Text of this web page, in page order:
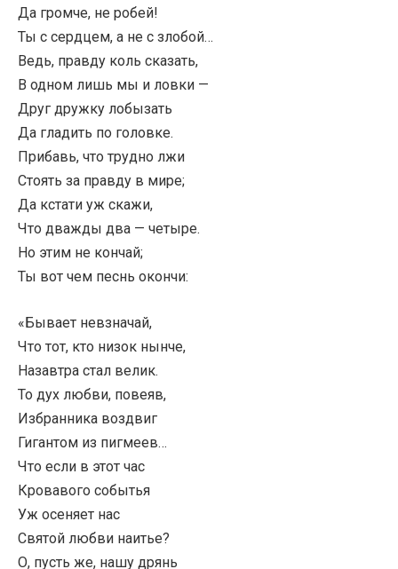
Да громче, не робей!
Ты с сердцем, а не с злобой…
Ведь, правду коль сказать,
В одном лишь мы и ловки —
Друг дружку лобызать
Да гладить по головке.
Прибавь, что трудно лжи
Стоять за правду в мире;
Да кстати уж скажи,
Что дважды два — четыре.
Но этим не кончай;
Ты вот чем песнь окончи:
«Бывает невзначай,
Что тот, кто низок нынче,
Назавтра стал велик.
То дух любви, повеяв,
Избранника воздвиг
Гигантом из пигмеев…
Что если в этот час
Кровавого событья
Уж осеняет нас
Святой любви наитье?
О, пусть же, нашу дрянь